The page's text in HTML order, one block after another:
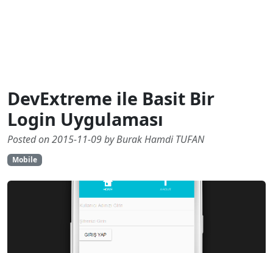
DevExtreme ile Basit Bir
Login Uygulaması
Posted on 2015-11-09 by Burak Hamdi TUFAN
Mobile